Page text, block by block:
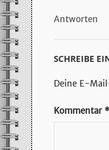
Antworten
SCHREIBE
Deine E-
Kommentar *